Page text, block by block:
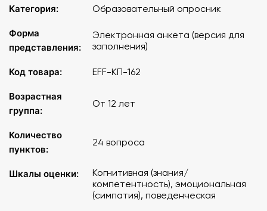
Категория: Образовательный опросник
Форма
представления:
Электронная анкета (версия для
заполнения)
Код товара: EFF-КП-162
Возрастная
группа:
От 12 лет
Количество
пунктов:
24 вопроса
Шкалы оценки:
Когнитивная (знания/
компетентность), эмоциональная
(симпатия), поведенческая